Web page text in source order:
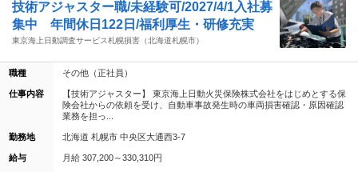
技術アジャスター職/未経験可/2027/4/1入社募
集中 年間休日122日/福利厚生・研修充実
東京海上日動調査サービス札幌損害（北海道札幌市）
職種 その他（正社員）
仕事内容
【技術アジャスター】 東京海上日動火災保険株式会社をはじめとする保
険会社からの依頼を受け、自動車事故発生時の車両損害確認・原因確認
業務を担っ...
勤務地 北海道 札幌市 中央区大通西3-7
給与 月給 307,200～330,310円